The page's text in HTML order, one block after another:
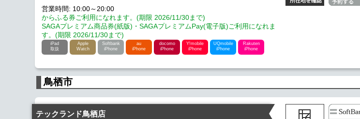
営業時間: 10:00～20:00
からふる券ご利用になれます。(期限 2026/11/30まで)
SAGAプレミアム商品券(紙版)・SAGAプレミアムPay(電子版)ご利用になれま
す。(期限 2026/11/30まで)
iPad
取扱
Apple
Watch
Softbank
iPhone
au
iPhone
docomo
iPhone
Y!mobile
iPhone
UQmobile
iPhone
Rakuten
iPhone
鳥栖市
テックランド鳥栖店